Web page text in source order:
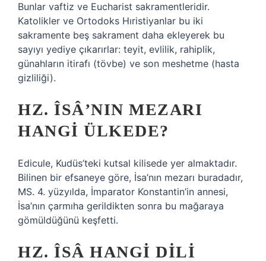
Bunlar vaftiz ve Eucharist sakramentleridir.
Katolikler ve Ortodoks Hıristiyanlar bu iki
sakramente beş sakrament daha ekleyerek bu
sayıyı yediye çıkarırlar: teyit, evlilik, rahiplik,
günahların itirafı (tövbe) ve son meshetme (hasta
gizliliği).
HZ. ÎSÂ’NIN MEZARI
HANGI ÜLKEDE?
Edicule, Kudüs’teki kutsal kilisede yer almaktadır.
Bilinen bir efsaneye göre, İsa’nın mezarı buradadır,
MS. 4. yüzyılda, İmparator Konstantin’in annesi,
İsa’nın çarmıha gerildikten sonra bu mağaraya
gömüldüğünü keşfetti.
HZ. ÎSÂ HANGI DILI